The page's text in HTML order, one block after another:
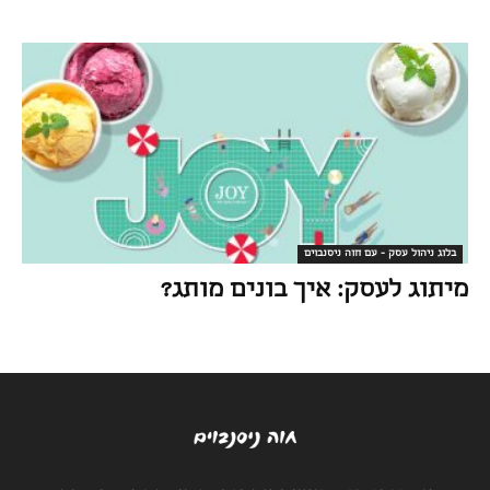
בלוג ניהול עסק - עם חוה ניסנבוים
מיתוג לעסק: איך בונים מותג?